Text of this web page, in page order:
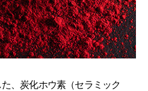
、炭化ホウ素（セラミック